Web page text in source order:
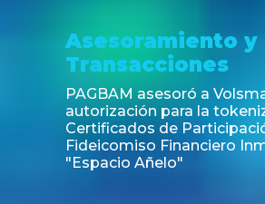
Asesoramiento y
Transacciones
PAGBAM asesoró a Volsmart en
autorización para la
Certificados de Participación del
Fideicomiso Financiero
"Espacio Añelo"